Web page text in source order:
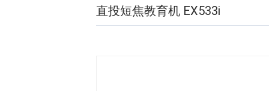
直投短焦教育机 EX533i